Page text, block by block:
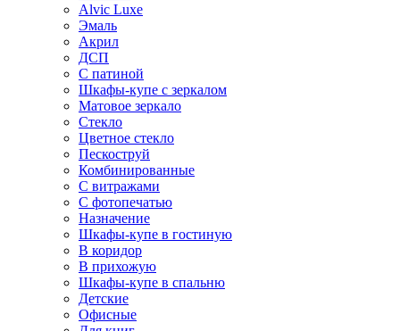
Alvic Luxe
Эмаль
Акрил
ДСП
С патиной
Шкафы-купе с зеркалом
Матовое зеркало
Стекло
Цветное стекло
Пескоструй
Комбинированные
С витражами
С фотопечатью
Назначение
Шкафы-купе в гостиную
В коридор
В прихожую
Шкафы-купе в спальню
Детские
Офисные